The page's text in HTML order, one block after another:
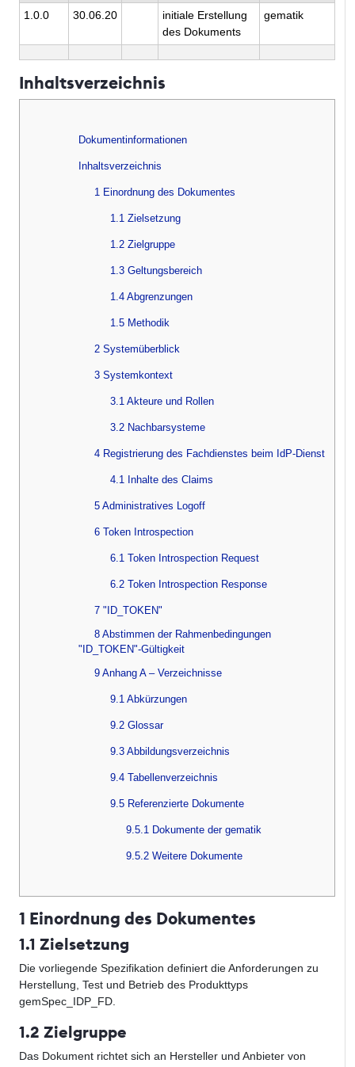
1.0.0 30.06.20
initiale Erstellung
des Dokuments
gematik
Inhaltsverzeichnis
Dokumentinformationen
Inhaltsverzeichnis
1 Einordnung des Dokumentes
1.1 Zielsetzung
1.2 Zielgruppe
1.3 Geltungsbereich
1.4 Abgrenzungen
1.5 Methodik
2 Systemüberblick
3 Systemkontext
3.1 Akteure und Rollen
3.2 Nachbarsysteme
4 Registrierung des Fachdienstes beim IdP-Dienst
4.1 Inhalte des Claims
5 Administratives Logoff
6 Token Introspection
6.1 Token Introspection Request
6.2 Token Introspection Response
7 "ID_TOKEN"
8 Abstimmen der Rahmenbedingungen
"ID_TOKEN"-Gültigkeit
9 Anhang A – Verzeichnisse
9.1 Abkürzungen
9.2 Glossar
9.3 Abbildungsverzeichnis
9.4 Tabellenverzeichnis
9.5 Referenzierte Dokumente
9.5.1 Dokumente der gematik
9.5.2 Weitere Dokumente
1 Einordnung des Dokumentes
1.1 Zielsetzung
Die vorliegende Spezifikation definiert die Anforderungen zu
Herstellung, Test und Betrieb des Produkttyps
gemSpec_IDP_FD.
1.2 Zielgruppe
Das Dokument richtet sich an Hersteller und Anbieter von